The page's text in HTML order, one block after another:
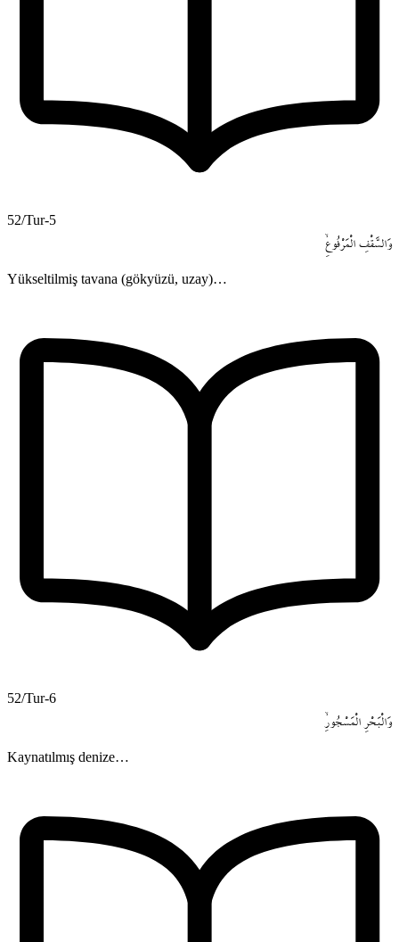
52/Tur-5
وَالسَّقْفِ الْمَرْفُوعِۙ
Yükseltilmiş tavana (gökyüzü, uzay)…
52/Tur-6
وَالْبَحْرِ الْمَسْجُورِۙ
Kaynatılmış denize…